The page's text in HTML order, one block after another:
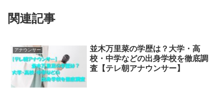
関連記事
アナウンサー
並木万里菜の学歴は？大学・高
校・中学などの出身学校を徹底調
査【テレ朝アナウンサー】